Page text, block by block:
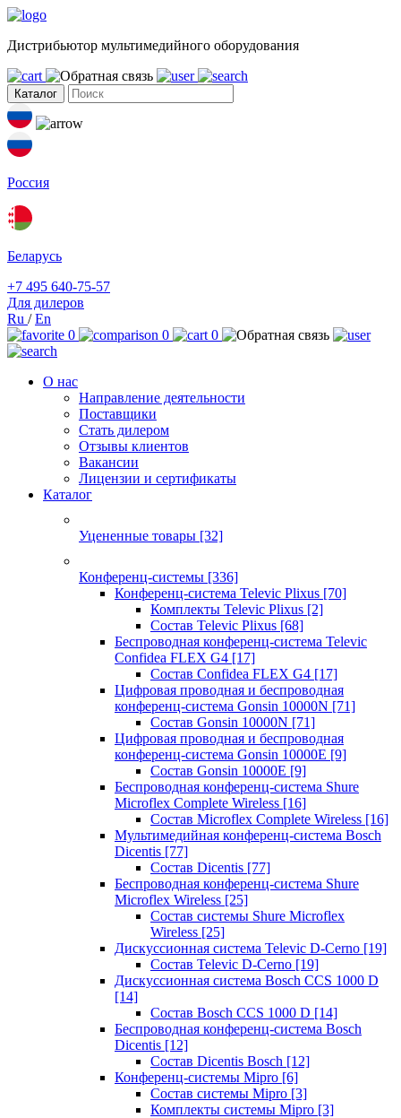
Дистрибьютор мультимедийного оборудования
Каталог
Россия
Беларусь
+7 495 640-75-57
Для дилеров
Ru /En
0
0 0
О нас
Направление деятельности
Поставщики
Стать дилером
Отзывы клиентов
Вакансии
Лицензии и сертификаты
Каталог
Уцененные товары [32]
Конференц-системы [336]
Конференц-система Televic Plixus [70]
Комплекты Televic Plixus [2]
Состав Televic Plixus [68]
Беспроводная конференц-система Televic
Confidea FLEX G4 [17]
Состав Confidea FLEX G4 [17]
Цифровая проводная и беспроводная
конференц-система Gonsin 10000N [71]
Состав Gonsin 10000N [71]
Цифровая проводная и беспроводная
конференц-система Gonsin 10000E [9]
Состав Gonsin 10000E [9]
Беспроводная конференц-система Shure
Microflex Complete Wireless [16]
Состав Microflex Complete Wireless [16]
Мультимедийная конференц-система Bosch
Dicentis [77]
Состав Dicentis [77]
Беспроводная конференц-система Shure
Microflex Wireless [25]
Состав системы Shure Microflex
Wireless [25]
Дискуссионная система Televic D-Cerno [19]
Состав Televic D-Cerno [19]
Дискуссионная система Bosch CCS 1000 D
[14]
Состав Bosch CCS 1000 D [14]
Беспроводная конференц-система Bosch
Dicentis [12]
Состав Dicentis Bosch [12]
Конференц-системы Mipro [6]
Состав системы Mipro [3]
Комплекты системы Mipro [3]